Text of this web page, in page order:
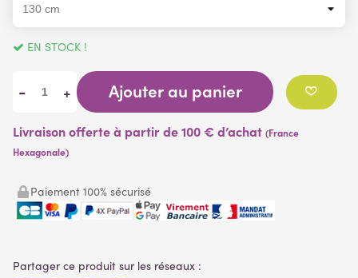
EN STOCK !
- + Ajouter au panier
Livraison offerte à partir de 100 € d’achat (France
Hexagonale)
Paiement 100% sécurisé